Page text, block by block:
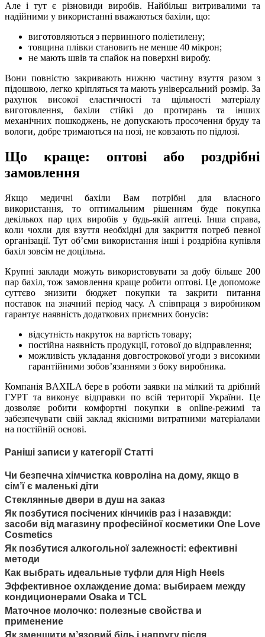
Але і тут є різновиди виробів. Найбільш витривалими та
надійними у використанні вважаються бахіли, що:
виготовляються з первинного поліетилену;
товщина плівки становить не менше 40 мікрон;
не мають швів та спайок на поверхні виробу.
Вони повністю закривають нижню частину взуття разом з
підошвою, легко кріпляться та мають універсальний розмір. За
рахунок високої еластичності та щільності матеріалу
виготовлення, бахіли стійкі до протирань та інших
механічних пошкоджень, не допускають просочення бруду та
вологи, добре тримаються на нозі, не ковзають по підлозі.
Що краще: оптові або роздрібні
замовлення
Якщо медичні бахіли Вам потрібні для власного
використання, то оптимальним рішенням буде покупка
декількох пар цих виробів у будь-якій аптеці. Інша справа,
коли чохли для взуття необхідні для закриття потреб певної
організації. Тут об’єми використання інші і роздрібна купівля
бахіл зовсім не доцільна.
Крупні заклади можуть використовувати за добу більше 200
пар бахіл, тож замовлення краще робити оптові. Це допоможе
суттєво знизити бюджет покупки та закрити питання
поставок на значний період часу. А співпраця з виробником
гарантує наявність додаткових приємних бонусів:
відсутність накруток на вартість товару;
постійна наявність продукції, готової до відправлення;
можливість укладання довгострокової угоди з високими
гарантійними зобов’язаннями з боку виробника.
Компанія BAXILA бере в роботи заявки на мілкий та дрібний
ГУРТ та виконує відправки по всій території України. Це
дозволяє робити комфортні покупки в online-режимі та
забезпечувати свій заклад якісними витратними матеріалами
на постійній основі.
Раніші записи у категорії Статті
Чи безпечна хімчистка ковроліна на дому, якщо в
сім’ї є маленькі діти
Стеклянные двери в душ на заказ
Як позбутися посічених кінчиків раз і назавжди:
засоби від магазину професійної косметики One Love
Cosmetics
Як позбутися алкогольної залежності: ефективні
методи
Как выбрать идеальные туфли для High Heels
Эффективное охлаждение дома: выбираем между
кондиционерами Osaka и TCL
Маточное молочко: полезные свойства и
применение